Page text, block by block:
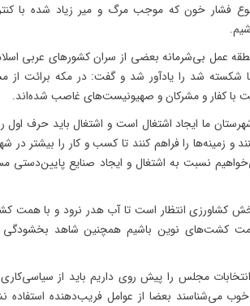
فشار خون که موجب مرگ و میر زیاد شده با
عمل بی‌شرمانه بعضی از سران کشورهای عربی
شکسته شد را یادآور شد و گفت: در مکه برائت از
با کفار و مشرکان و صهیونیست‌های غاصب شده‌اند.
ما ایجاد اشتغال است و اشتغال باید حرف اول
و زمینه‌ها را فراهم کنند تا کسب و کار را بیشتر در
نسبت به اشتغال و ایجاد صنایع پایین‌دستی
کشاورزی انتظار است تا آب هدر نرود و با همت
کشت‌های نوین باشیم همچنین شاهد بخشودگی
مجلس را پیش روی داریم باید از سیاسی‌کاری
می‌شناسند بعضا از عوامل فریب‌دهنده استفاده